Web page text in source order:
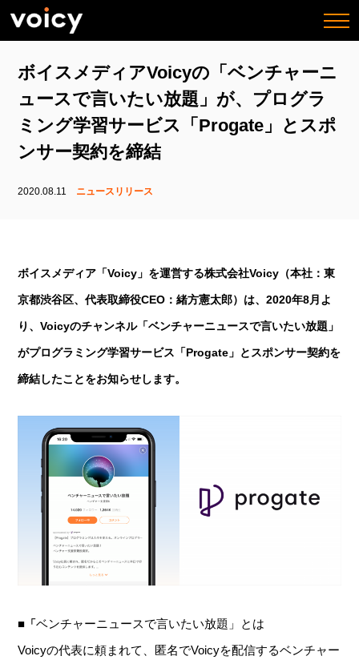
ボイスメディアVoicyの「ベンチャーニ
ュースで言いたい放題」が、プログラ
ミング学習サービス「Progate」とスポ
ンサー契約を締結
2020.08.11 ニュースリリース
ボイスメディア「Voicy」を運営する株式会社Voicy（本社：東
京都渋谷区、代表取締役CEO：緒方憲太郎）は、2020年8月よ
り、Voicyのチャンネル「ベンチャーニュースで言いたい放題」
がプログラミング学習サービス「Progate」とスポンサー契約を
締結したことをお知らせします。
■ 「ベンチャーニュースで言いたい放題」とは
Voicyの代表に頼まれて、匿名でVoicyを配信するベンチャー